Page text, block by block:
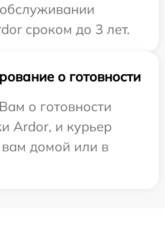
сроком до 3 лет.
о готовности
о готовности
Ardor, и курьер
вам домой или в